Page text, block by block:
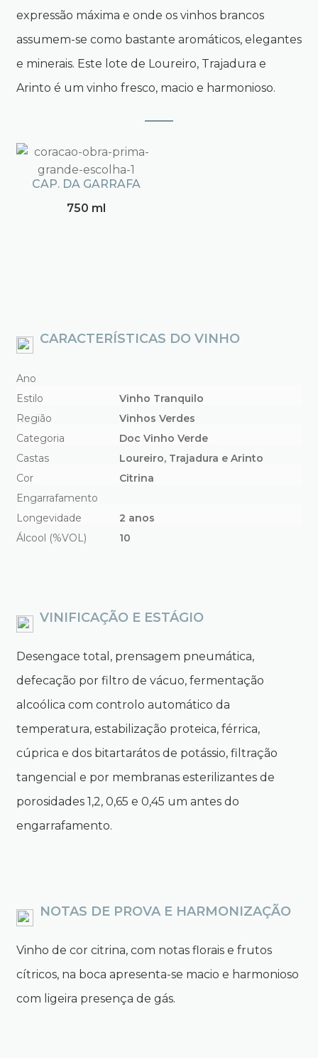
expressão máxima e onde os vinhos brancos
assumem-se como bastante aromáticos, elegantes
e minerais. Este lote de Loureiro, Trajadura e
Arinto é um vinho fresco, macio e harmonioso.
CAP. DA GARRAFA
750 ml
CARACTERÍSTICAS DO VINHO
Ano
Estilo
Vinho Tranquilo
Região
Vinhos Verdes
Categoria
Doc Vinho Verde
Castas
Loureiro, Trajadura e Arinto
Cor
Citrina
Engarrafamento
Longevidade
2 anos
Álcool (%VOL)
10
VINIFICAÇÃO E ESTÁGIO
Desengace total, prensagem pneumática,
defecação por filtro de vácuo, fermentação
alcoólica com controlo automático da
temperatura, estabilização proteica, férrica,
cúprica e dos bitartarátos de potássio, filtração
tangencial e por membranas esterilizantes de
porosidades 1,2, 0,65 e 0,45 um antes do
engarrafamento.
NOTAS DE PROVA E HARMONIZAÇÃO
Vinho de cor citrina, com notas florais e frutos
cítricos, na boca apresenta-se macio e harmonioso
com ligeira presença de gás.